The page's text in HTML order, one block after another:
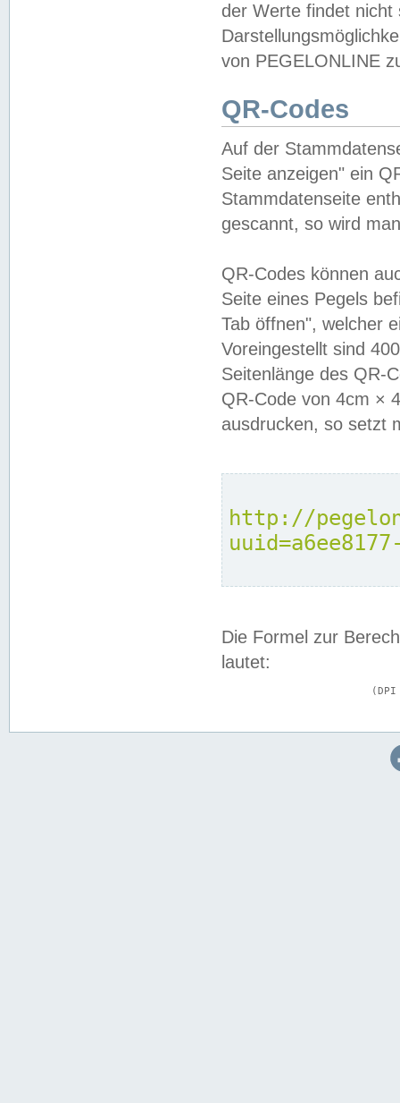
der Werte findet
von PEGELONLINE
QR-Codes
Auf der
Seite anzeigen" ein
Stammdatenseite
gescannt, so wird
QR-Codes können
Seite eines Pegels
Tab öffnen", welcher
Voreingestellt sind
Seitenlänge des QR-
QR-Code von 4cm ×
ausdrucken, so setzt
http://
Die Formel zur
lautet: